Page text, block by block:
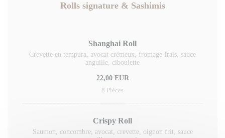
Rolls signature & Sashimis
Shanghai Roll
Crevette en tempura, avocat crémeux, fromage frais, sauce
anguille, ciboulette
22,00 EUR
8 Pièces
Crispy Roll
Saumon, concombre, avocat, crevette, oignon frit, sauce